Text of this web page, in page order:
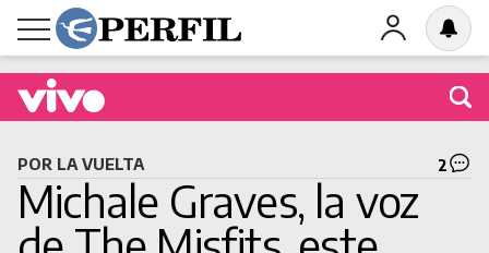
POR LA VUELTA 2
Michale Graves, la voz